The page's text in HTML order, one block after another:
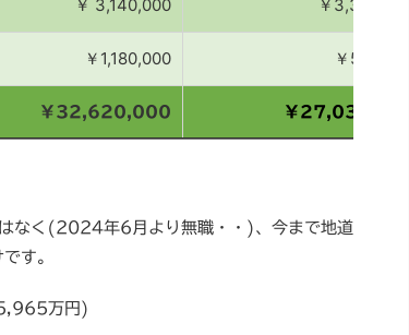
￥ 3,140,000 ￥3,309,436
￥1,180,000 ￥542,894
￥32,620,000 ￥27,032,418
なく(2024年6月より無職・・)、今まで地道
す。
万円)